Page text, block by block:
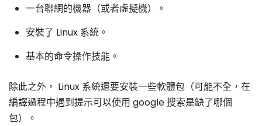
一台聯網的機器（或者虛擬機）。
安裝了 Linux 系統。
基本的命令操作技能。
除此之外， Linux 系統還要安裝一些軟體包（可能不全，在
編譯過程中遇到提示可以使用 google 搜索是缺了哪個
包）。